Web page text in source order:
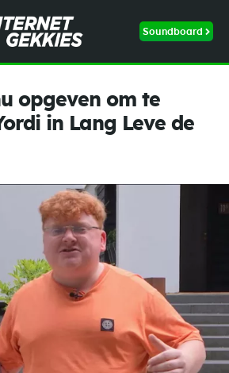
Soundboard
opgeven om te
in Lang Leve de